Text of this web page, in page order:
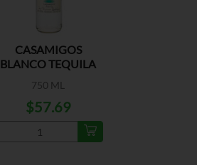
CASAMIGOS
BLANCO TEQUILA
750 ML
$57.69